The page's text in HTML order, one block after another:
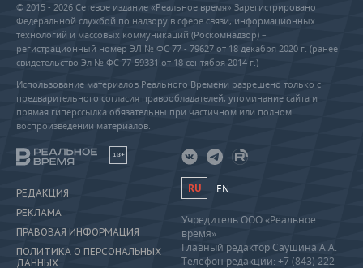
© 2015 - 2026 Сетевое издание «Реальное время» Зарегистрировано
Федеральной службой по надзору в сфере связи, информационных
технологий и массовых коммуникаций (Роскомнадзор) –
регистрационный номер ЭЛ № ФС 77 - 79627 от 18 декабря 2020 г. (ранее
свидетельство Эл № ФС 77-59331 от 18 сентября 2014 г.)
Использование материалов Реального Времени разрешено только с
предварительного согласия правообладателей, упоминание сайта и
прямая гиперссылка обязательны при частичном или полном
воспроизведении материалов.
18+
РЕДАКЦИЯ
РЕКЛАМА
ПРАВОВАЯ ИНФОРМАЦИЯ
ПОЛИТИКА О ПЕРСОНАЛЬНЫХ
ДАННЫХ
RU EN
Учредитель ООО «Реальное
время»
Главный редактор Саушина А.А.
Телефон редакции: +7 (843) 222-